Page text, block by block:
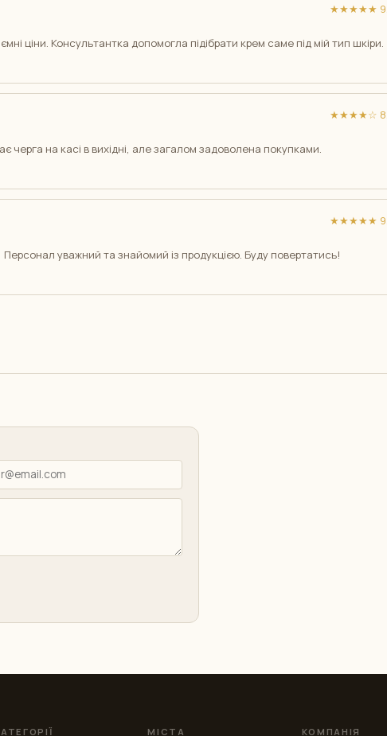
★★★★★ 9/
ціни. Консультантка допомогла підібрати крем саме під мій тип шкіри.
★★★★☆ 8/
черга на касі в вихідні, але загалом задоволена покупками.
★★★★★ 9/
уважний та знайомий із продукцією. Буду повертатись!
МІСТА КОМПАНІЯ